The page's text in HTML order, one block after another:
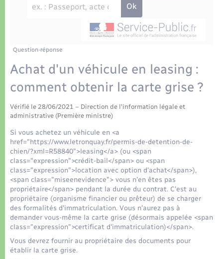
Eau - Assainissement
Transports
Transports scolaires
Logement - Urbanisme
Loisirs
Seniors
Nouvel habitant
Numérique
Organisation d’événement
Sécurité - Prévention
Travaux - Autorisation d’occupation de l’espace
Présentation de la commune
La Communauté de communes
Question-réponse
Achat d'un véhicule en leasing :
comment obtenir la carte grise ?
Vérifié le 28/06/2021 – Direction de l'information légale et
administrative (Première ministre)
Si vous achetez un véhicule en <a
href="https://www.letronquay.fr/permis-de-detention-de-
chien/?xml=R58840">leasing</a> (ou <span
class="expression">crédit-bail</span> ou <span
class="expression">location avec option d'achat</span>),
<span class="miseenevidence"> vous n'en êtes pas
propriétaire</span> pendant la durée du contrat. C'est au
propriétaire (organisme financier ou prêteur) de se charger
des formalités d'immatriculation. Vous n'aurez pas à
demander vous-même la carte grise (désormais appelée <span
class="expression">certificat d'immatriculation)</span>.
Vous devrez fournir au propriétaire des documents pour
établir la carte grise.